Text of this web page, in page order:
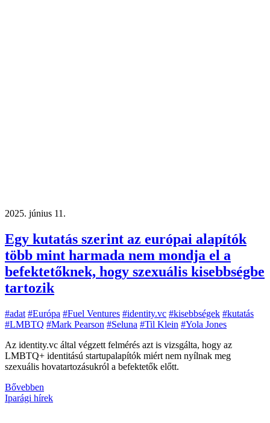
2025. június 11.
Egy kutatás szerint az európai alapítók
több mint harmada nem mondja el a
befektetőknek, hogy szexuális kisebbségbe
tartozik
#adat #Európa #Fuel Ventures #identity.vc #kisebbségek #kutatás
#LMBTQ #Mark Pearson #Seluna #Til Klein #Yola Jones
Az identity.vc által végzett felmérés azt is vizsgálta, hogy az
LMBTQ+ identitású startupalapítók miért nem nyílnak meg
szexuális hovatartozásukról a befektetők előtt.
Bővebben
Iparági hírek